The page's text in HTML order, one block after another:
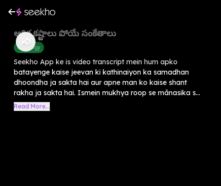
ఆర్థిక కష్టాలు పోయే సంకేతాలు
Astrology
Seekho App ke is video transcript mein hum apko
batayenge kaise jeevan ki kathinaiyon ka samadhan
dhoondha ja sakta hai aur apne man ko kaise shant
rakha ja sakta hai. Ismein mukhya roop se mānasika s...
Read More...